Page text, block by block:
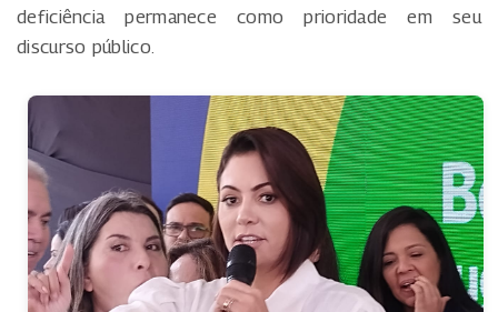
deficiência permanece como prioridade em seu
discurso público.